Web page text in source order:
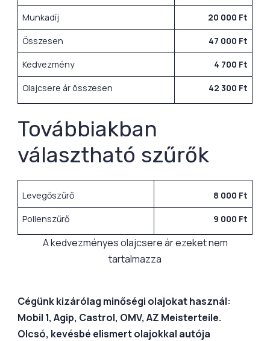
Munkadíj 20 000 Ft
Összesen 47 000 Ft
Kedvezmény 4 700 Ft
Olajcsere ár összesen 42 300 Ft
Továbbiakban
választható szűrők
Levegőszűrő 8 000 Ft
Pollenszűrő 9 000 Ft
A kedvezményes olajcsere ár ezeket nem
tartalmazza
Cégünk kizárólag minőségi olajokat használ:
Mobil 1, Agip, Castrol, OMV, AZ Meisterteile.
Olcsó, kevésbé elismert olajokkal autója